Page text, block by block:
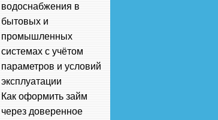
водоснабжения в
бытовых и
промышленных
системах с учётом
параметров и условий
эксплуатации
Как оформить займ
через доверенное